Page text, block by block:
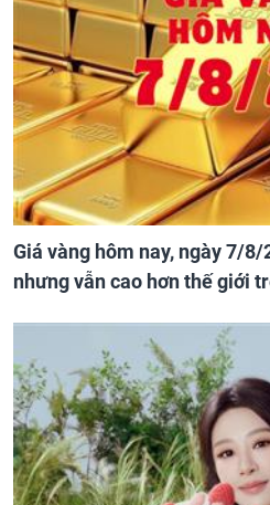
Giá vàng hôm nay, ngày 7/
nhưng vẫn cao hơn thế giới